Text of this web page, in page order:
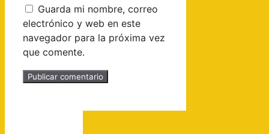
Guarda mi nombre, correo
electrónico y web en este
navegador para la próxima vez
que comente.